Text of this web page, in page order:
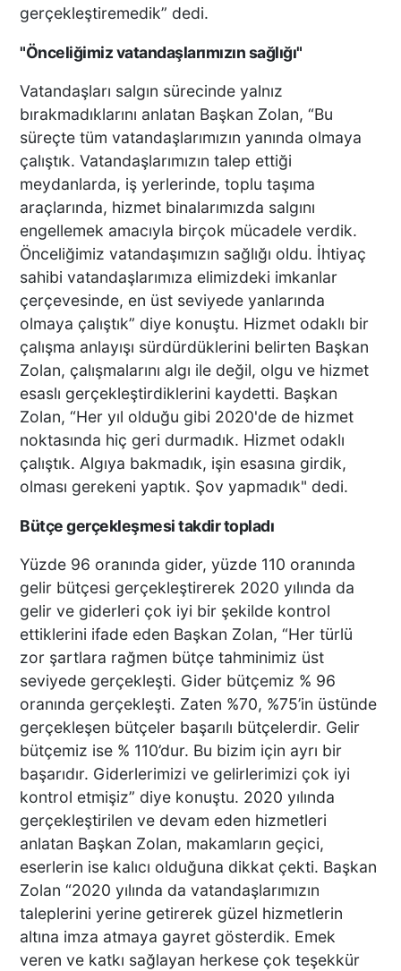
gerçekleştiremedik” dedi.
"Önceliğimiz vatandaşlarımızın sağlığı"
Vatandaşları salgın sürecinde yalnız
bırakmadıklarını anlatan Başkan Zolan, “Bu
süreçte tüm vatandaşlarımızın yanında olmaya
çalıştık. Vatandaşlarımızın talep ettiği
meydanlarda, iş yerlerinde, toplu taşıma
araçlarında, hizmet binalarımızda salgını
engellemek amacıyla birçok mücadele verdik.
Önceliğimiz vatandaşımızın sağlığı oldu. İhtiyaç
sahibi vatandaşlarımıza elimizdeki imkanlar
çerçevesinde, en üst seviyede yanlarında
olmaya çalıştık” diye konuştu. Hizmet odaklı bir
çalışma anlayışı sürdürdüklerini belirten Başkan
Zolan, çalışmalarını algı ile değil, olgu ve hizmet
esaslı gerçekleştirdiklerini kaydetti. Başkan
Zolan, “Her yıl olduğu gibi 2020'de de hizmet
noktasında hiç geri durmadık. Hizmet odaklı
çalıştık. Algıya bakmadık, işin esasına girdik,
olması gerekeni yaptık. Şov yapmadık" dedi.
Bütçe gerçekleşmesi takdir topladı
Yüzde 96 oranında gider, yüzde 110 oranında
gelir bütçesi gerçekleştirerek 2020 yılında da
gelir ve giderleri çok iyi bir şekilde kontrol
ettiklerini ifade eden Başkan Zolan, “Her türlü
zor şartlara rağmen bütçe tahminimiz üst
seviyede gerçekleşti. Gider bütçemiz % 96
oranında gerçekleşti. Zaten %70, %75’in üstünde
gerçekleşen bütçeler başarılı bütçelerdir. Gelir
bütçemiz ise % 110’dur. Bu bizim için ayrı bir
başarıdır. Giderlerimizi ve gelirlerimizi çok iyi
kontrol etmişiz” diye konuştu. 2020 yılında
gerçekleştirilen ve devam eden hizmetleri
anlatan Başkan Zolan, makamların geçici,
eserlerin ise kalıcı olduğuna dikkat çekti. Başkan
Zolan “2020 yılında da vatandaşlarımızın
taleplerini yerine getirerek güzel hizmetlerin
altına imza atmaya gayret gösterdik. Emek
veren ve katkı sağlayan herkese çok teşekkür